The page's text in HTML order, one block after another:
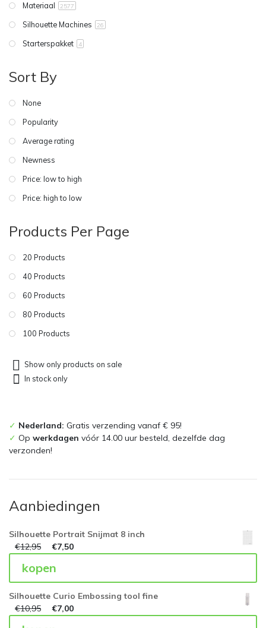
Materiaal
2577
Silhouette Machines 26
Starterspakket 4
Sort By
None
Popularity
Average rating
Newness
Price: low to high
Price: high to low
Products Per Page
20 Products
40 Products
60 Products
80 Products
100 Products
Show only products on sale
In stock only
✓ Nederland: Gratis verzending vanaf € 95!
✓ Op werkdagen vóór 14.00 uur besteld, dezelfde dag
verzonden!
Aanbiedingen
Silhouette Portrait Snijmat 8 inch
€12,95 €7,50
kopen
Silhouette Curio Embossing tool fine
€10,95 €7,00